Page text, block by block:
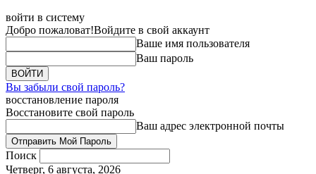
войти в систему
Добро пожаловат!Войдите в свой аккаунт
Ваше имя пользователя
Ваш пароль
Вы забыли свой пароль?
восстановление пароля
Восстановите свой пароль
Ваш адрес электронной почты
Поиск
Четверг, 6 августа, 2026